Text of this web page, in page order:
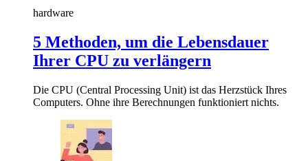
hardware
5 Methoden, um die Lebensdauer
Ihrer CPU zu verlängern
Die CPU (Central Processing Unit) ist das Herzstück Ihres
Computers. Ohne ihre Berechnungen funktioniert nichts.